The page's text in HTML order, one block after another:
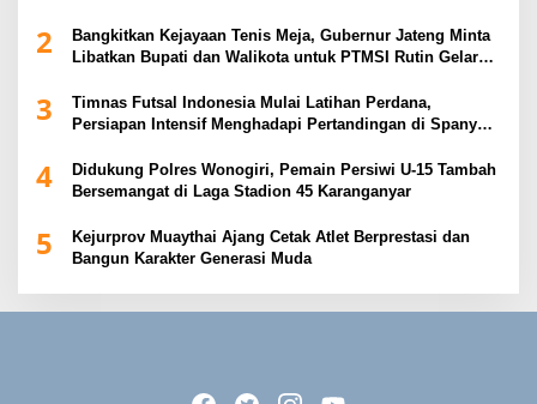
2
Bangkitkan Kejayaan Tenis Meja, Gubernur Jateng Minta
Libatkan Bupati dan Walikota untuk PTMSI Rutin Gelar
3
Timnas Futsal Indonesia Mulai Latihan Perdana,
Persiapan Intensif Menghadapi Pertandingan di Spanyol
4
Didukung Polres Wonogiri, Pemain Persiwi U-15 Tambah
Bersemangat di Laga Stadion 45 Karanganyar
5
Kejurprov Muaythai Ajang Cetak Atlet Berprestasi dan
Bangun Karakter Generasi Muda